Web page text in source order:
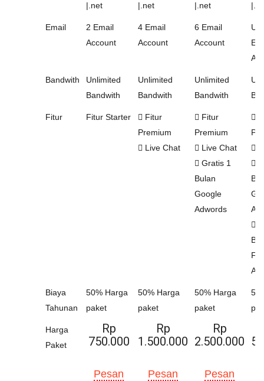
|.net
|.net
|.net
Email
2 Email
Account
4 Email
Account
6 Email
Account
Bandwith
Unlimited
Bandwith
Unlimited
Bandwith
Unlimited
Bandwith
Fitur Fitur Starter
Fitur
Premium
Live Chat
Fitur
Premium
Live Chat
Gratis 1
Bulan
Google
Adwords
Biaya
Tahunan
50% Harga
paket
50% Harga
paket
50% Harga
paket
Harga
Paket
Rp
750.000
Rp
1.500.000
Rp
2.500.000
Pesan
Pesan
Pesan